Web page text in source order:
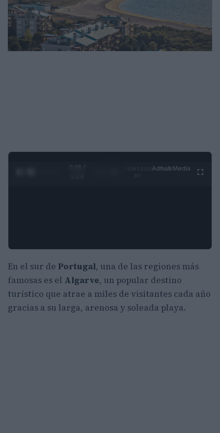
0:29 /
Adhub Media
En el sur de Portugal, una de las regiones más
famosas es el Algarve, un popular destino
turístico que atrae a miles de visitantes cada año
gracias a su larga, arenosa y soleada playa.